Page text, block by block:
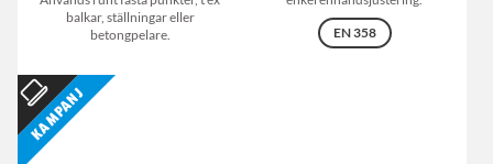
balkar, ställningar eller
betongpelare.
EN 358
Kampanj